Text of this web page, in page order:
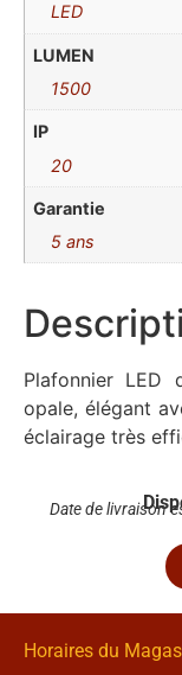
LED
LUMEN
1500
IP
20
Garantie
5 ans
Plafonnier LED
opale, élégant
éclairage très
Date de livraison
Horaires du